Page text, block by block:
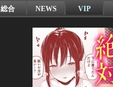
総合 NEWS VIP